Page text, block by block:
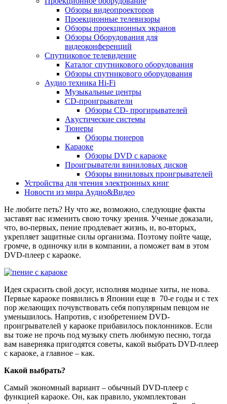
Обзоры видеопроекторов
Проекционные телевизоры
Обзоры проекционных экранов
Обзоры Оборудования для
видеоконференций
Спутниковое телевидение
Каталог спутникового оборудования
Обзоры спутникового оборудования
Аудио техника Hi-Fi
Музыкальные центры
CD-проигрыватели
Обзоры CD- прогирывателей
Акустические системы
Тюнеры
Обзоры тюнеров
Караоке
Обзоры DVD с караоке
Проигрыватели виниловых дисков
Обзоры виниловых проигрывателей
Устройства для чтения электронных книг
Новости из мира Аудио&Видео
Не любите петь? Ну что же, возможно, следующие факты
заставят вас изменить свою точку зрения. Ученые доказали,
что, во-первых, пение продлевает жизнь, и, во-вторых,
укрепляет защитные силы организма. Поэтому пойте чаще,
громче, в одиночку или в компании, а поможет вам в этом
DVD-плеер с караоке.
Идея скрасить свой досуг, исполняя модные хиты, не нова.
Первые караоке появились в Японии еще в 70-е годы и с тех
пор желающих почувствовать себя популярным певцом не
уменьшилось. Напротив, с изобретением DVD-
проигрывателей у караоке прибавилось поклонников. Если
вы тоже не прочь под музыку спеть любимую песню, тогда
вам наверняка пригодятся советы, какой выбрать DVD-плеер
с караоке, а главное – как.
Какой выбрать?
Самый экономный вариант – обычный DVD-плеер с
функцией караоке. Он, как правило, укомплектован